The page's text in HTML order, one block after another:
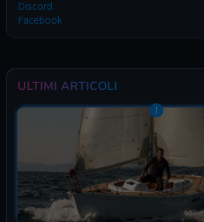
Discord
Facebook
ULTIMI ARTICOLI